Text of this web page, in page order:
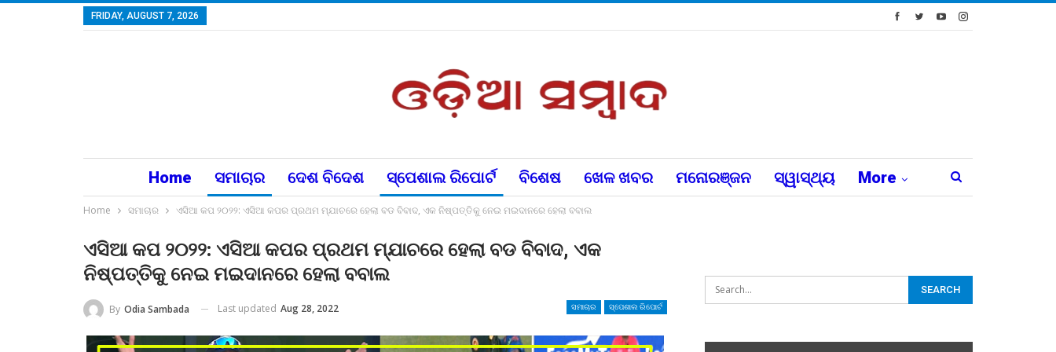
FRIDAY, AUGUST 7, 2026
Home ସମାଚାର ଦେଶ ବିଦେଶ ସ୍ପେଶାଲ ରିପୋର୍ଟ ବିଶେଷ ଖେଳ ଖବର ମନୋରଞ୍ଜନ ସ୍ୱାସ୍ଥ୍ୟ More
Home ସମାଚାର ଏସିଆ କପ ୨୦୨୨: ଏସିଆ କପର ପ୍ରଥମ ମ୍ଯାଚରେ ହେଲା ବଡ ବିବାଦ, ଏକ ନିଷ୍ପତ୍ତିକୁ ନେଇ ମଇଦାନରେ ହେଲା ବବାଲ
ଏସିଆ କପ ୨୦୨୨: ଏସିଆ କପର ପ୍ରଥମ ମ୍ଯାଚରେ ହେଲା ବଡ ବିବାଦ, ଏକ
ନିଷ୍ପତ୍ତିକୁ ନେଇ ମଇଦାନରେ ହେଲା ବବାଲ
ସମାଚାର ସ୍ପେଶାଲ ରିପୋର୍ଟ
By Odia Sambada Last updated Aug 28, 2022